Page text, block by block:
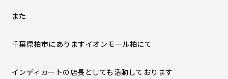
また
千葉県柏市にありますイオンモール柏にて
インディカートの店長としても活動しております